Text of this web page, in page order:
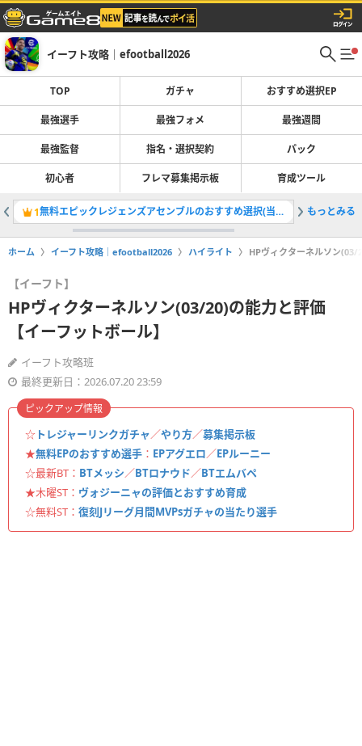
イーフト攻略｜efootball2026
TOP ガチャ おすすめ選択EP
最強選手 最強フォメ 最強週間
最強監督 指名・選択契約 パック
初心者 フレマ募集掲示板 育成ツール
1 無料エピックレジェンズアセンブルのおすすめ選択(当たり)選手ランキングと引き方 2最強選
もっとみる
ホーム イーフト攻略｜efootball2026 ハイライト HPヴィクターネルソン(03/
【イーフト】
HPヴィクターネルソン(03/20)の能力と評価
【イーフットボール】
イーフト攻略班
最終更新日：2026.07.20 23:59
☆ トレジャーリンクガチャ／やり方／募集掲示板
★無料EPのおすすめ選手 ： EPアグエロ／EPルーニー
☆最新BT： BTメッシ／BTロナウド／BTエムバペ
★木曜ST： ヴォジーニャの評価とおすすめ育成
☆無料ST： 復刻Jリーグ月間MVPsガチャの当たり選手
ピックアップ情報